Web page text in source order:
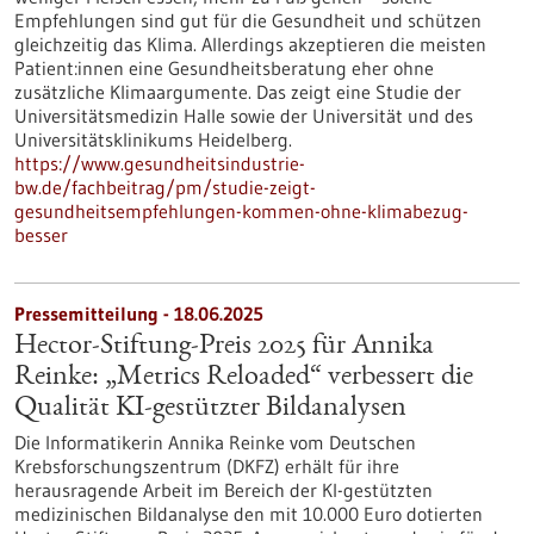
Empfehlungen sind gut für die Gesundheit und schützen
gleichzeitig das Klima. Allerdings akzeptieren die meisten
Patient:innen eine Gesundheitsberatung eher ohne
zusätzliche Klimaargumente. Das zeigt eine Studie der
Universitätsmedizin Halle sowie der Universität und des
Universitätsklinikums Heidelberg.
https://www.gesundheitsindustrie-
bw.de/fachbeitrag/pm/studie-zeigt-
gesundheitsempfehlungen-kommen-ohne-klimabezug-
besser
Pressemitteilung - 18.06.2025
Hector-Stiftung-Preis 2025 für Annika
Reinke: „Metrics Reloaded“ verbessert die
Qualität KI-gestützter Bildanalysen
Die Informatikerin Annika Reinke vom Deutschen
Krebsforschungszentrum (DKFZ) erhält für ihre
herausragende Arbeit im Bereich der KI-gestützten
medizinischen Bildanalyse den mit 10.000 Euro dotierten